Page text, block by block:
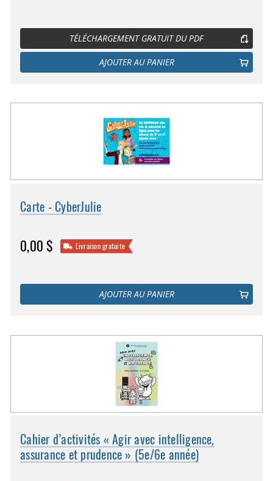
TÉLÉCHARGEMENT GRATUIT DU PDF
AJOUTER AU PANIER
Carte - CyberJulie
0,00 $ Livraison gratuite
AJOUTER AU PANIER
Cahier d’activités « Agir avec intelligence,
assurance et prudence » (5e/6e année)